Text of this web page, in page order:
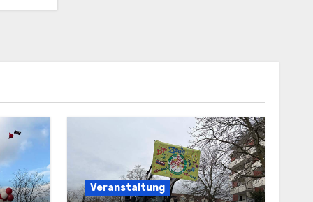
Veranstaltung